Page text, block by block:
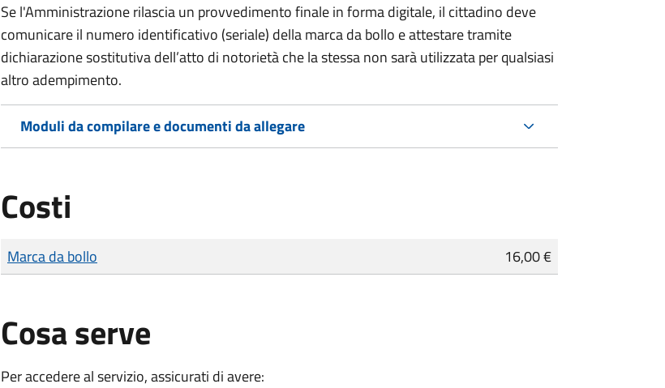
Se l'Amministrazione rilascia un provvedimento finale in forma digitale, il cittadino deve
comunicare il numero identificativo (seriale) della marca da bollo e attestare tramite
dichiarazione sostitutiva dell’atto di notorietà che la stessa non sarà utilizzata per qualsiasi
altro adempimento.
Moduli da compilare e documenti da allegare
Costi
Tipo di pagamento
Importo
Marca da bollo 16,00 €
Cosa serve
Per accedere al servizio, assicurati di avere: